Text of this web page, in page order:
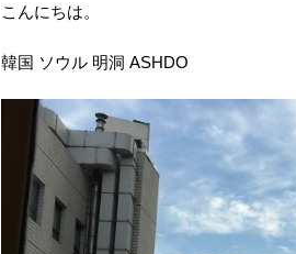
こんにちは。
韓国 ソウル 明洞 ASHDO